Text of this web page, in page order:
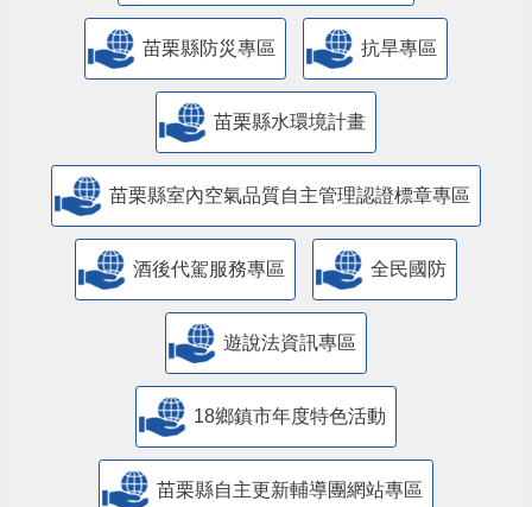
苗栗縣防災專區 抗旱專區
苗栗縣水環境計畫
苗栗縣室內空氣品質自主管理認證標章專區
酒後代駕服務專區 全民國防
遊說法資訊專區
18鄉鎮市年度特色活動
苗栗縣自主更新輔導團網站專區